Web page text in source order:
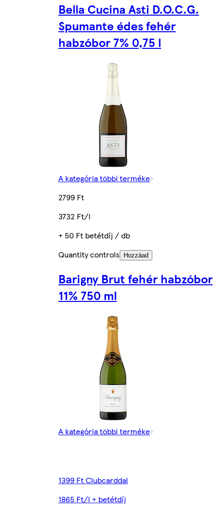
Bella Cucina Asti D.O.C.G.
Spumante édes fehér
habzóbor 7% 0,75 l
A kategória többi terméke
2799 Ft
3732 Ft/l
+ 50 Ft betétdíj / db
Quantity controls
Hozzáad
Barigny Brut fehér habzóbor
11% 750 ml
A kategória többi terméke
1399 Ft Clubcarddal
1865 Ft/l + betétdíj